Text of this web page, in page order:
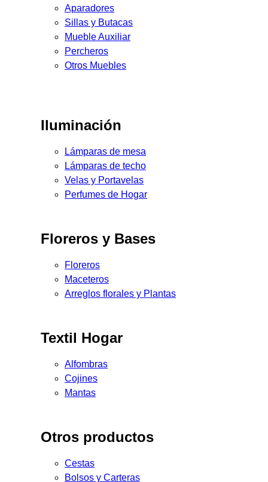
Aparadores
Sillas y Butacas
Mueble Auxiliar
Percheros
Otros Muebles
Iluminación
Lámparas de mesa
Lámparas de techo
Velas y Portavelas
Perfumes de Hogar
Floreros y Bases
Floreros
Maceteros
Arreglos florales y Plantas
Textil Hogar
Alfombras
Cojines
Mantas
Otros productos
Cestas
Bolsos y Carteras